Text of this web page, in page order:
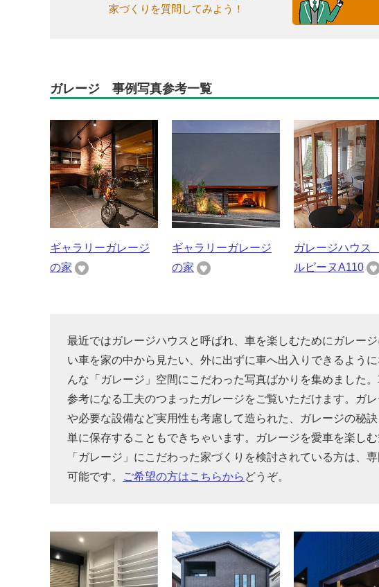
家づくりを質問してみよう！
ガレージ 事例写真参考一覧
ギャラリーガレージ
の家
ギャラリーガレージ
の家
ガレージハウ
ルピーヌA110
最近ではガレージハウスと呼ばれ、車を楽しむためにガレー
い車を家の中から見たい、外に出ずに車へ出入りできるよう
んな「ガレージ」空間にこだわった写真ばかりを集めました
参考になる工夫のつまったガレージをご覧いただけます。ガ
や必要な設備など実用性も考慮して造られた、ガレージの秘
単に保存することもできちゃいます。ガレージを愛車を楽し
「ガレージ」にこだわった家づくりを検討されている方は、
可能です。
ご希望の方はこちらから どうぞ。